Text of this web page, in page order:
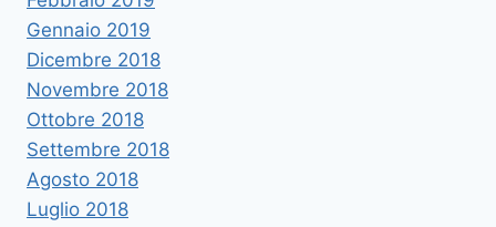
Gennaio 2019
Dicembre 2018
Novembre 2018
Ottobre 2018
Settembre 2018
Agosto 2018
Luglio 2018